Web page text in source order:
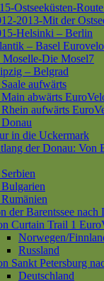
Ostseeküsten-Route
2013-Mit der
Helsinki – Berlin
– Basel
Moselle-Die Mosel7
– Belgrad
aufwärts
Main abwärts
aufwärts
in die Uckermark
der Donau: Von
Bulgarien
der Barentssee nach
Curtain Trail 1
Norwegen/
Russland
Sankt Petersburg
Deutschland